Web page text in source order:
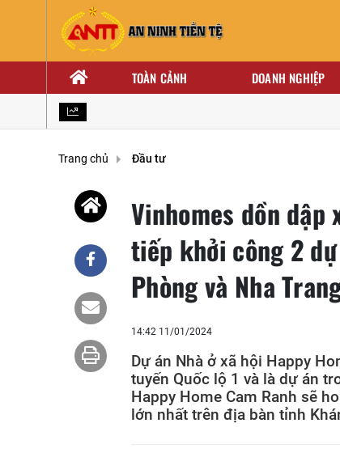
TOÀN CẢNH DOANH NGHIỆP
Trang chủ Đầu tư
Vinhomes dồn
tiếp khởi công 2
Phòng và Nha
14:42 11/01/2024
Dự án Nhà ở xã hội Happy
tuyến Quốc lộ 1 và là dự án
Happy Home Cam Ranh sẽ
lớn nhất trên địa bàn tỉnh